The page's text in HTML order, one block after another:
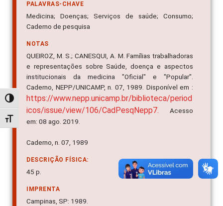
Alternar alto contraste
Alternar tamanho da fonte
PALAVRAS-CHAVE
Medicina; Doenças; Serviços de saúde; Consumo;
Caderno de pesquisa
NOTAS
QUEIROZ, M. S.; CANESQUI, A. M. Famílias trabalhadoras
e representações sobre Saúde, doença e aspectos
institucionais da medicina "Oficial" e "Popular".
Caderno, NEPP/UNICAMP, n. 07, 1989. Disponível em :
https://www.nepp.unicamp.br/biblioteca/period
icos/issue/view/106/CadPesqNepp7. Acesso
em: 08 ago. 2019.
Caderno, n. 07, 1989
DESCRIÇÃO FÍSICA:
45 p.
IMPRENTA
Campinas, SP: 1989.